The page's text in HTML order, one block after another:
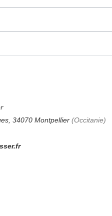
34070 Montpellier (Occitanie)